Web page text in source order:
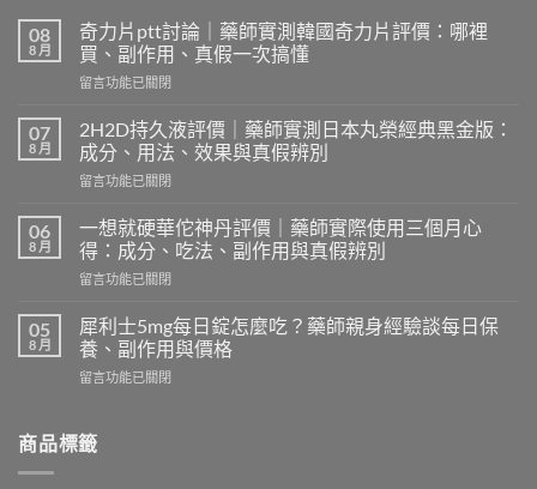
08
8 月
奇力片ptt討論｜藥師實測韓國奇力片評價：哪裡
買、副作用、真假一次搞懂
在
力
片
ptt
討
｜
藥
師
實
韓
國
力
價：
留言功能已關閉
07
8 月
2H2D持久液評價｜藥師實測日本丸榮經典黑金版：
成分、用法、效果與真假辨別
在
久
液
評
｜
藥
師
實
本
留言功能已關閉
06
8 月
一想就硬華佗神丹評價｜藥師實際使用三個月心
得：成分、吃法、副作用與真假辨別
在
想
就
硬
華
丹
留言功能已關閉
05
8 月
犀利士5mg每日錠怎麼吃？藥師親身經驗談每日保
養、副作用與價格
在
士
5mg
留言功能已關閉
商品標籤